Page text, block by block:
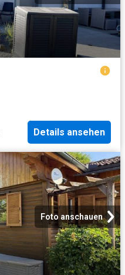
Details ansehen
Foto anschauen